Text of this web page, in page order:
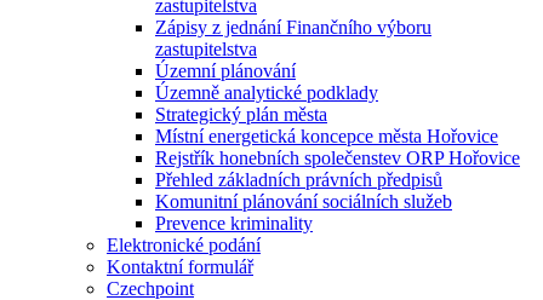
zastupitelstva
Zápisy z jednání Finančního výboru
zastupitelstva
Územní plánování
Územně analytické podklady
Strategický plán města
Místní energetická koncepce města Hořovice
Rejstřík honebních společenstev ORP Hořovice
Přehled základních právních předpisů
Komunitní plánování sociálních služeb
Prevence kriminality
Elektronické podání
Kontaktní formulář
Czechpoint